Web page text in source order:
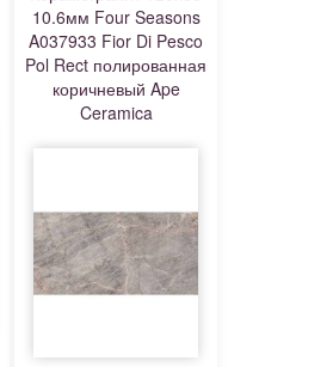
10.6мм Four Seasons
A037933 Fior Di Pesco
Pol Rect полированная
коричневый Ape
Ceramica